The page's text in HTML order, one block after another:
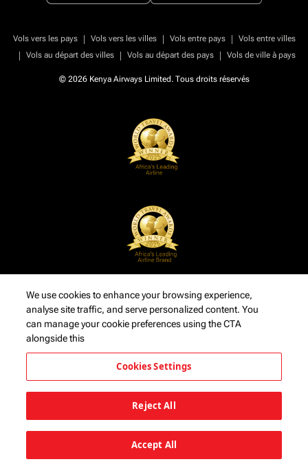
Vols vers les pays | Vols vers les villes | Vols entre pays |
Vols entre villes
|
Vols au départ des villes | Vols au départ des pays | Vols de ville à pays
© 2026 Kenya Airways Limited. Tous droits réservés
We use cookies to enhance your browsing experience,
analyse site traffic, and serve personalized content. You
can manage your cookie preferences using the CTA
alongside this
Cookies Settings
Reject All
Accept All